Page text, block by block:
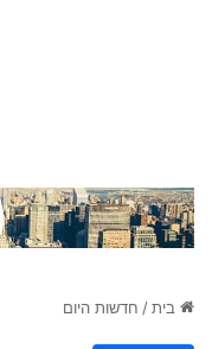
בית/ חדשות היום